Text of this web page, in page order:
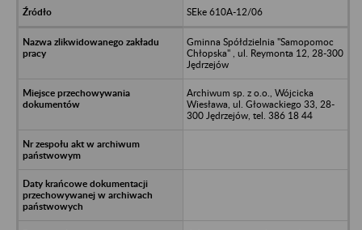
SEke 610A-12/06
Gminna Spółdzielnia "Samopomoc
Chłopska" , ul. Reymonta 12, 28-300
Jędrzejów
Archiwum sp. z o.o., Wójcicka
Wiesława, ul. Głowackiego 33, 28-
300 Jędrzejów, tel. 386 18 44